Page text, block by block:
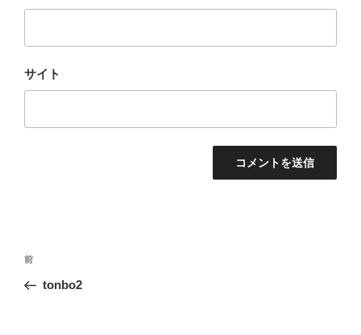
サイト
投
ナ
前
の
前
tonbo2